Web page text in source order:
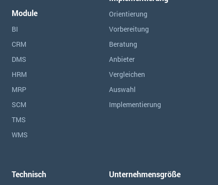
Module
BI
CRM
DMS
HRM
MRP
SCM
TMS
WMS
Orientierung
Vorbereitung
Beratung
Anbieter
Vergleichen
Auswahl
Implementierung
Technisch Unternehmensgröße